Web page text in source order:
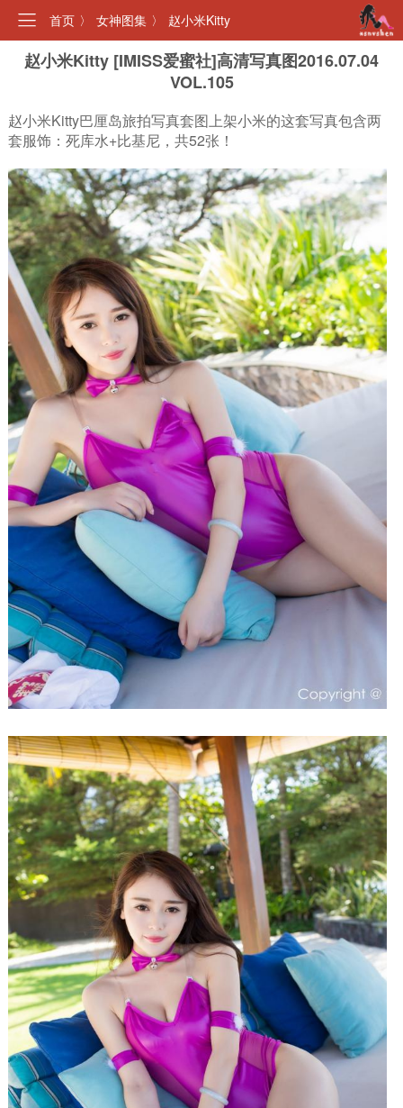
首页 〉 女神图集 〉 赵小米Kitty
赵小米Kitty [IMISS爱蜜社]高清写真图2016.07.04
VOL.105
赵小米Kitty巴厘岛旅拍写真套图上架小米的这套写真包含两
套服饰：死库水+比基尼，共52张！